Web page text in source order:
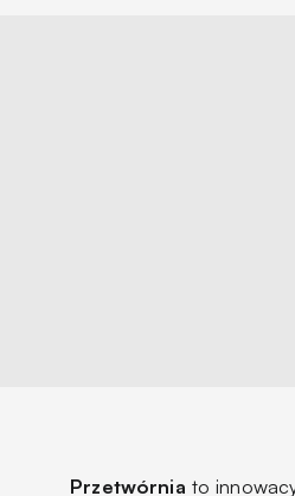
Przetwórnia to